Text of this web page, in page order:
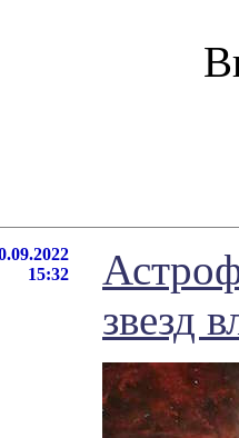
15:32
звезд